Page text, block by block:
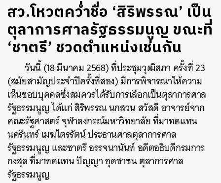
สว.โหวตคว่ำชื่อ ‘สิริพรรณ’ เป็น
ตุลาการศาลรัฐธรรมนูญ ขณะที่
‘ชาตรี’ ชวดตำแหน่งเช่นกัน
วันนี้ (18 มีนาคม 2568) ที่ประชุมวุฒิสภา ครั้งที่ 23
(สมัยสามัญประจำปีครั้งที่สอง) มีการพิจารณาให้ความ
เห็นชอบบุคคลซึ่งสมควรได้รับการเลือกเป็นตุลาการศาล
รัฐธรรมนูญ ได้แก่ สิริพรรณ นกสวน สวัสดี อาจารย์จาก
คณะรัฐศาสตร์ จุฬาลงกรณ์มหาวิทยาลัย ที่มาทดแทน
นครินทร์ เมฆไตรรัตน์ ประธานศาลตุลาการศาล
รัฐธรรมนูญ และชาตรี อรรจนานันท์ อดีตอธิบดีกรมการ
กงสุล ที่มาทดแทน ปัญญา อุดชาชน ตุลาการศาล
รัฐธรรมนูญ